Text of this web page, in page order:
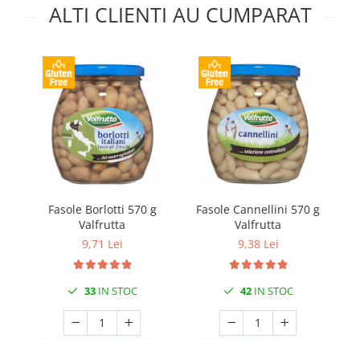
ALTI CLIENTI AU CUMPARAT
Fasole Borlotti 570 g
Valfrutta
9,71 Lei
33IN STOC
Fasole Cannellini 570 g
Valfrutta
9,38 Lei
42IN STOC